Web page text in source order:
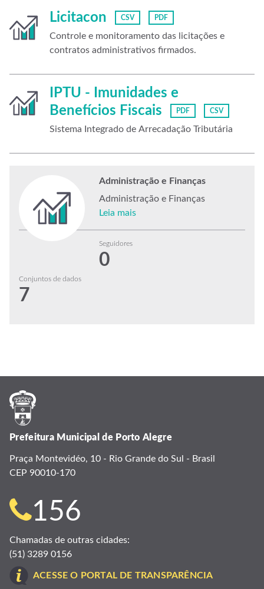
Licitacon CSV PDF
Controle e monitoramento das licitações e
contratos administrativos firmados.
IPTU - Imunidades e
Benefícios Fiscais
PDF CSV
Sistema Integrado de Arrecadação Tributária
Administração e Finanças
Administração e Finanças
Leia mais
Seguidores
0
Conjuntos de dados
7
Prefeitura Municipal de Porto Alegre
Praça Montevidéo, 10 - Rio Grande do Sul - Brasil
CEP 90010-170
Telefone
para
contato:
156
Chamadas de outras cidades:
(51) 3289 0156
ACESSE O PORTAL DE TRANSPARÊNCIA